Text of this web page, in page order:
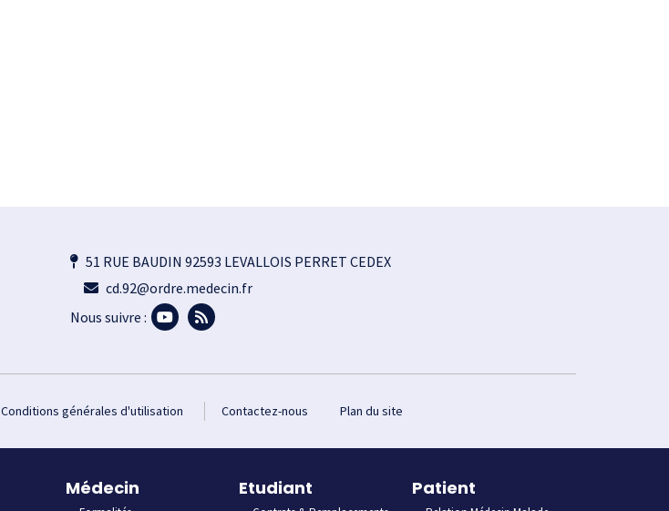
51 RUE BAUDIN 92593 LEVALLOIS PERRET CEDEX
cd.92@ordre.medecin.fr
Nous suivre :
Conditions générales d'utilisation Contactez-nous Plan du site
Médecin Etudiant Patient